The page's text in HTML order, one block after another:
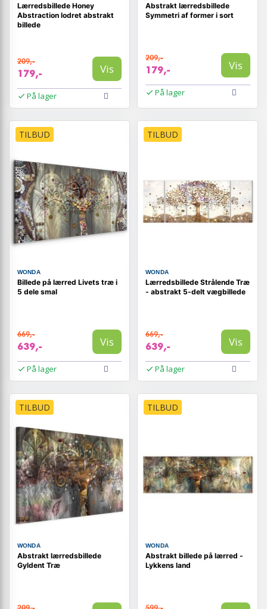
Lærredsbillede Honey
Abstraction lodret abstrakt
billede
209,-
179,- Vis
På lager
Abstrakt lærredsbillede
Symmetri af former i sort
209,-
179,- Vis
På lager
TILBUD
WONDA
Billede på lærred Livets træ i
5 dele smal
669,-
639,- Vis
På lager
TILBUD
WONDA
Lærredsbillede Strålende Træ
- abstrakt 5-delt vægbillede
669,-
639,- Vis
På lager
TILBUD
WONDA
Abstrakt lærredsbillede
Gyldent Træ
TILBUD
WONDA
Abstrakt billede på lærred -
Lykkens land